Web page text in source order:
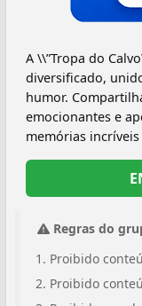
A \\”Tropa do
diversificado,
humor.
emocionantes e
memórias
Regras do
Proibido
Proibido